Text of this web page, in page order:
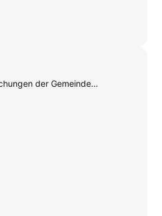
der Gemeinde…